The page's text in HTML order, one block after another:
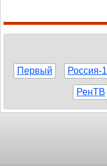
Первый Россия-1
РенТВ